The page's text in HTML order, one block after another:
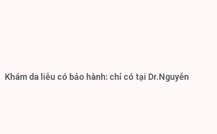
Khám da liễu có bảo hành: chỉ có tại Dr.Nguyễn